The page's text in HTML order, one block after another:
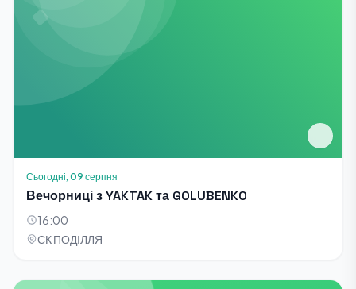
Сьогодні, 09 серпня
Вечорниці з YAKTAK та GOLUBENKO
16:00
СК ПОДІЛЛЯ